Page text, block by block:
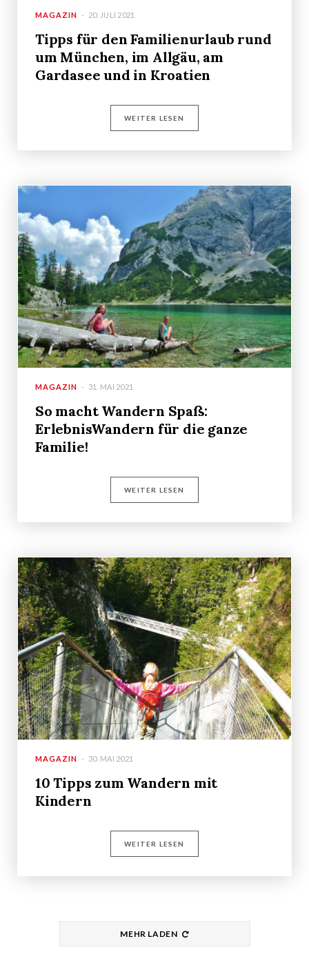
MAGAZIN 20. JULI 2021
Tipps für den Familienurlaub rund
um München, im Allgäu, am
Gardasee und in Kroatien
WEITER LESEN
MAGAZIN 31. MAI 2021
So macht Wandern Spaß:
ErlebnisWandern für die ganze
Familie!
WEITER LESEN
MAGAZIN 30. MAI 2021
10 Tipps zum Wandern mit
Kindern
WEITER LESEN
MEHR LADEN